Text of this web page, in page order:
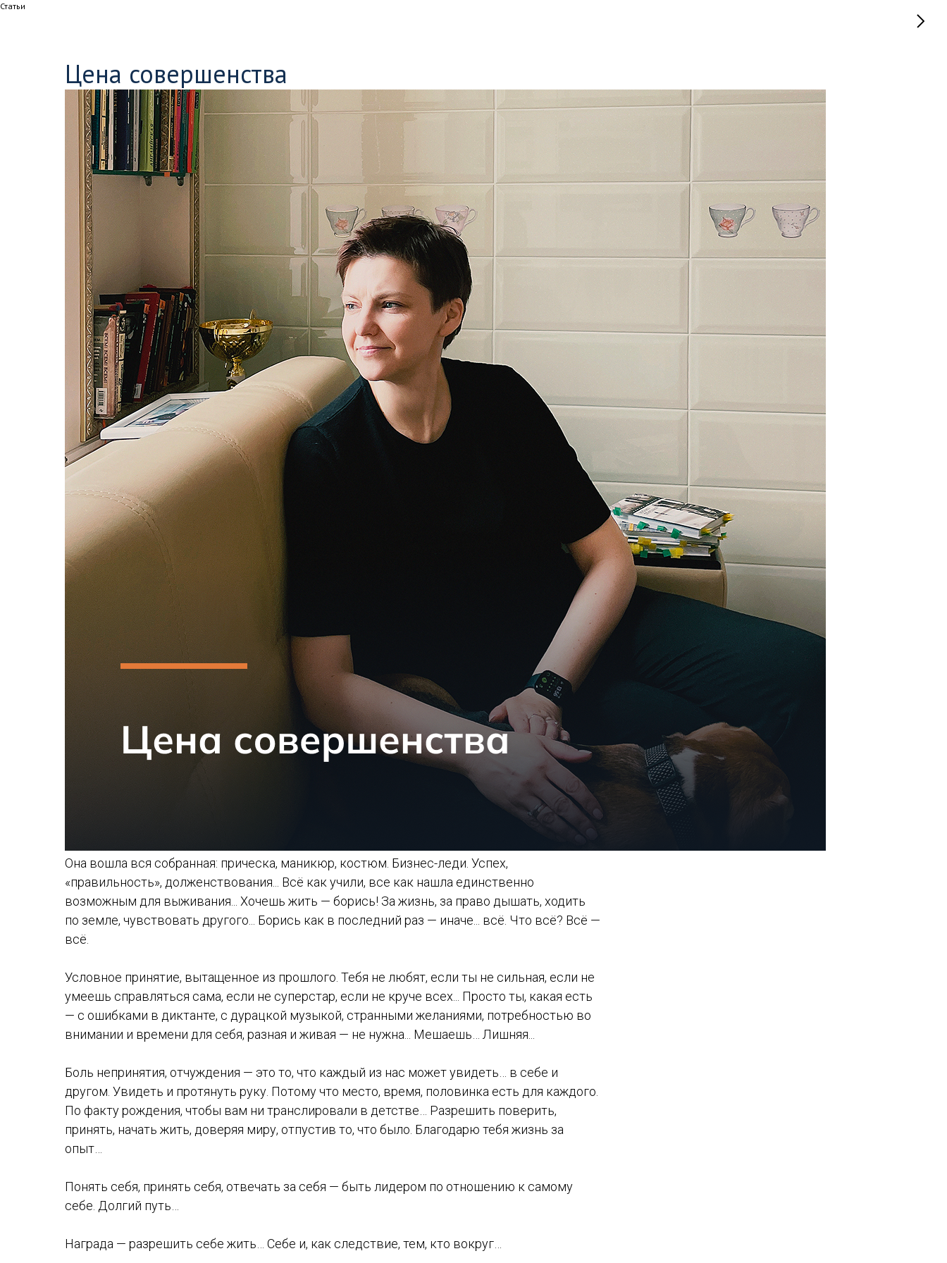
Статьи
Цена совершенства
Она вошла вся собранная: прическа, маникюр, костюм. Бизнес-леди. Успех,
«правильность», долженствования... Всё как учили, все как нашла единственно
возможным для выживания... Хочешь жить — борись! За жизнь, за право дышать, ходить
по земле, чувствовать другого... Борись как в последний раз — иначе... всё. Что всё? Всё —
всё.
Условное принятие, вытащенное из прошлого. Тебя не любят, если ты не сильная, если не
умеешь справляться сама, если не суперстар, если не круче всех... Просто ты, какая есть
— с ошибками в диктанте, с дурацкой музыкой, странными желаниями, потребностью во
внимании и времени для себя, разная и живая — не нужна... Мешаешь… Лишняя...
Боль непринятия, отчуждения — это то, что каждый из нас может увидеть… в себе и
другом. Увидеть и протянуть руку. Потому что место, время, половинка есть для каждого.
По факту рождения, чтобы вам ни транслировали в детстве… Разрешить поверить,
принять, начать жить, доверяя миру, отпустив то, что было. Благодарю тебя жизнь за
опыт…
Понять себя, принять себя, отвечать за себя — быть лидером по отношению к самому
себе. Долгий путь…
Награда — разрешить себе жить… Себе и, как следствие, тем, кто вокруг…